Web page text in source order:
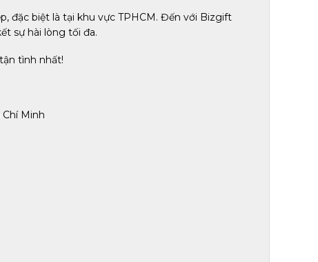
đặc biệt là tại khu vực TPHCM. Đến với Bizgift
sự hài lòng tối đa.
tình nhất!
Minh